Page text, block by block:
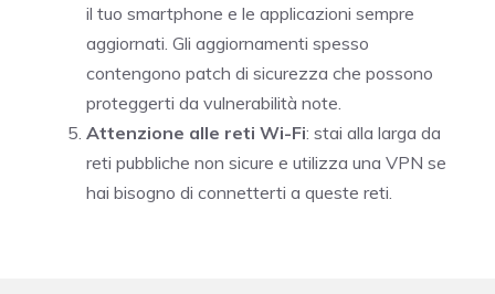
il tuo smartphone e le applicazioni sempre
aggiornati. Gli aggiornamenti spesso
contengono patch di sicurezza che possono
proteggerti da vulnerabilità note.
Attenzione alle reti Wi-Fi: stai alla larga da
reti pubbliche non sicure e utilizza una VPN se
hai bisogno di connetterti a queste reti.